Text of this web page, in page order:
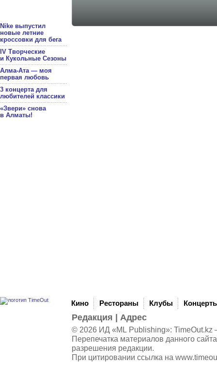
Nike выпустил
новые летние
кроссовки для бега
IV Творческие
и Кукольные Сезоны
Алма-Ата — моя
первая любовь
3 концерта для
любителей классики
«Звери» снова
в Алматы!
Кино Рестораны Клубы
Редакция Адрес
© 2026 ИД «ML Publishing»: TimeOut.kz
Перепечатка материалов данного
разрешения редакции.
При цитировании ссылка на